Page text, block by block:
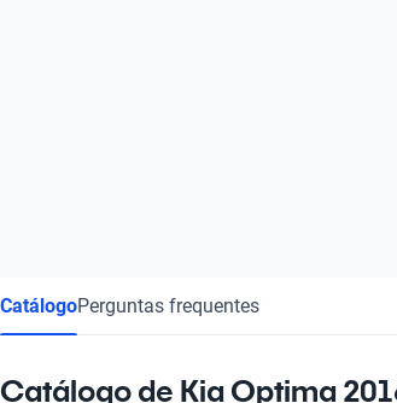
CatálogoPerguntas frequentes
Catálogo de Kia Optima